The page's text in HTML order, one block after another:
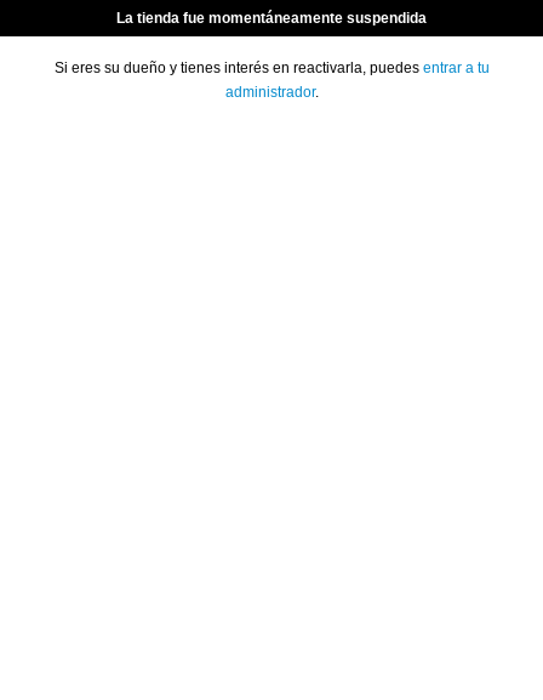
La tienda fue momentáneamente suspendida
Si eres su dueño y tienes interés en reactivarla, puedes entrar a tu
administrador.